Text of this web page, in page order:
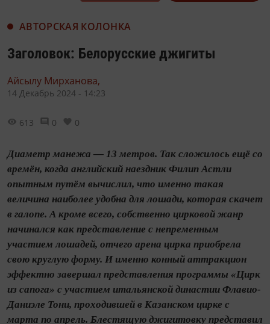
АВТОРСКАЯ КОЛОНКА
Заголовок: Белорусские джигиты
Айсылу Мирханова,
14 Декабрь 2024 - 14:23
613 0 0
Диаметр манежа — 13 метров. Так сложилось ещё со
времён, когда английский наездник Филип Астли
опытным путём вычислил, что именно такая
величина наиболее удобна для лошади, которая скачет
в галопе. А кроме всего, собственно цирковой жанр
начинался как представление с непременным
участием лошадей, отчего арена цирка приобрела
свою круглую форму. И именно конный аттракцион
эффектно завершал представления программы «Цирк
из сапога» с участием итальянской династии Флавио-
Даниэле Тони, проходившей в Казанском цирке с
марта по апрель. Блестящую джигитовку представил